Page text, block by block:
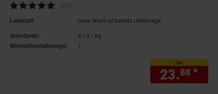
Kundenbewertung: 4,76 von 5 Sternen
(21 Kundenbewertungen
)
Lieferzeit: neue Ware ist bereits unterwegs
Grundpreis: 4.15 / kg
Mindestbestellmenge:
1
nur
23.88 *